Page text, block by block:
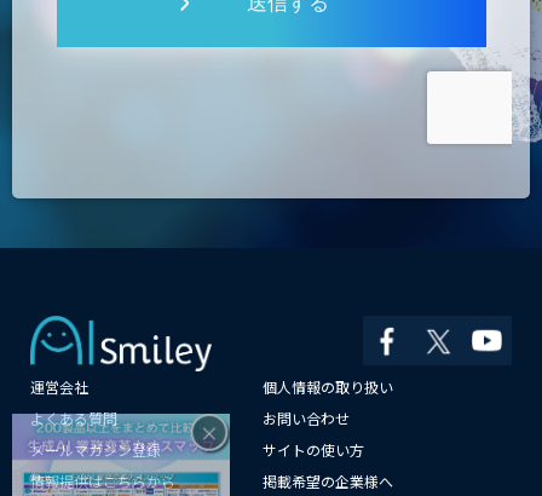
運営会社
個人情報の取り扱い
よくある質問
お問い合わせ
メールマガジン登録
サイトの使い方
情報提供はこちらから
掲載希望の企業様へ
×